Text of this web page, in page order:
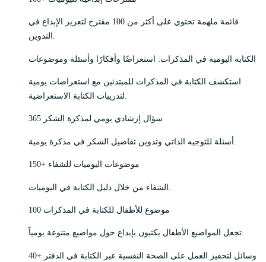
قائمة ملهمة تحتوي على أكثر من 100 مقترح لتعزيز الإبداع في
التدوين.
الكتابة اليومية في المذكرات: استعراضًا وأفكارًا وأسئلة وموضوعات
استكشف الكتابة في المذكرات للمبتدئين مع استعراضات يومية
365 سؤال إرشادي يومي لمذكرة الشكر
150+ موضوعات اليوميات للشفاء
100 موضوع للأطفال للكتابة في المذكرات
تجعل المواضيع الأطفال يكتبون بإبداع حول مواضيع متنوعة يومياً.
40+ وسائل لتحفيز العمل على الصحة النفسية عبر الكتابة في الدفتر